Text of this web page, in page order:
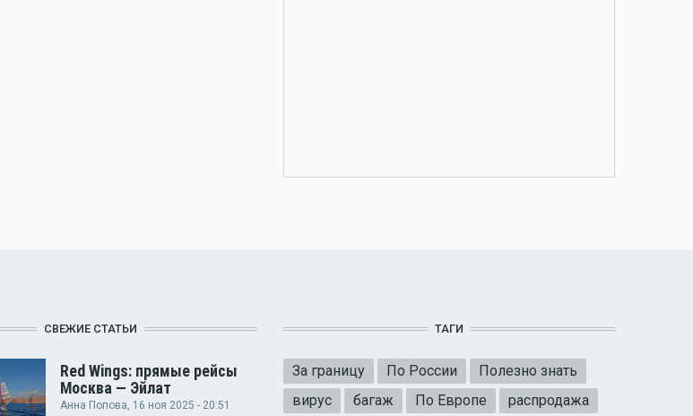
СВЕЖИЕ СТАТЬИ
Red Wings: прямые рейсы
Москва — Эйлат
Анна Попова, 16 ноя 2025 - 20:51
ТАГИ
За границу По России
Полезно знать
вирус
багаж По Европе распродажа